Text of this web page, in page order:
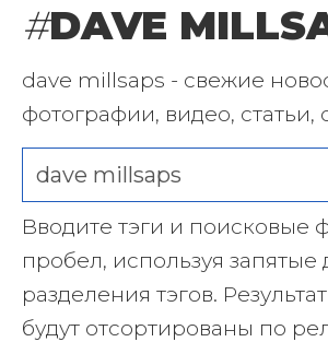
#DAVE
dave millsaps - свежие
фотографии, видео, статьи,
Вводите тэги и поисковые
пробел, используя запятые
разделения тэгов.
будут отсортированы по